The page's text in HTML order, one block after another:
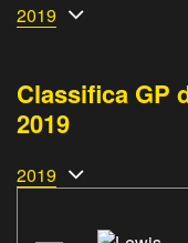
2019
Classifica GP
2019
2019